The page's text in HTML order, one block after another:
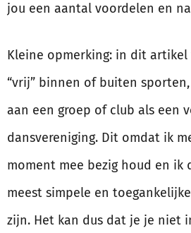
jou een aantal voordelen en
Kleine opmerking: in dit
“vrij” binnen of buiten
aan een groep of club als een
dansvereniging. Dit omdat ik
moment mee bezig houd en ik
meest simpele en
zijn. Het kan dus dat je je niet